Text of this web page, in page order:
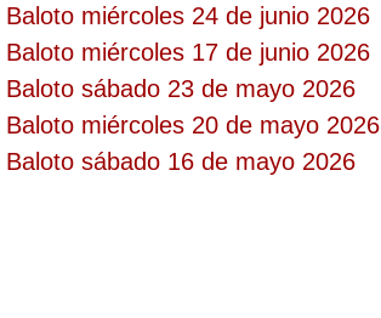
Motilon Noche
Paisita Día
Paisita Noche
Baloto miércoles 24 de junio 2026
Baloto miércoles 17 de junio 2026
Baloto sábado 23 de mayo 2026
Baloto miércoles 20 de mayo 2026
Baloto sábado 16 de mayo 2026